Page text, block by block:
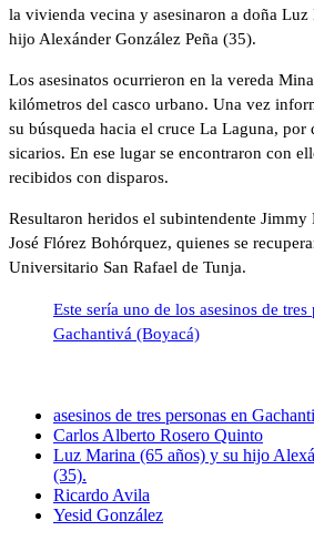
la vivienda vecina y asesinaron a doña
hijo Alexánder González Peña (35).
Los asesinatos ocurrieron en la vereda
kilómetros del casco urbano. Una vez
su búsqueda hacia el cruce La Laguna, por
sicarios. En ese lugar se encontraron con
recibidos con disparos.
Resultaron heridos el subintendente
José Flórez Bohórquez, quienes se
Universitario San Rafael de Tunja.
Este sería uno de los asesinos de tres
Gachantivá (Boyacá)
asesinos de tres personas en
Carlos Alberto Rosero Quinto
Luz Marina (65 años) y su hijo
(35).
Ricardo Avila
Yesid González